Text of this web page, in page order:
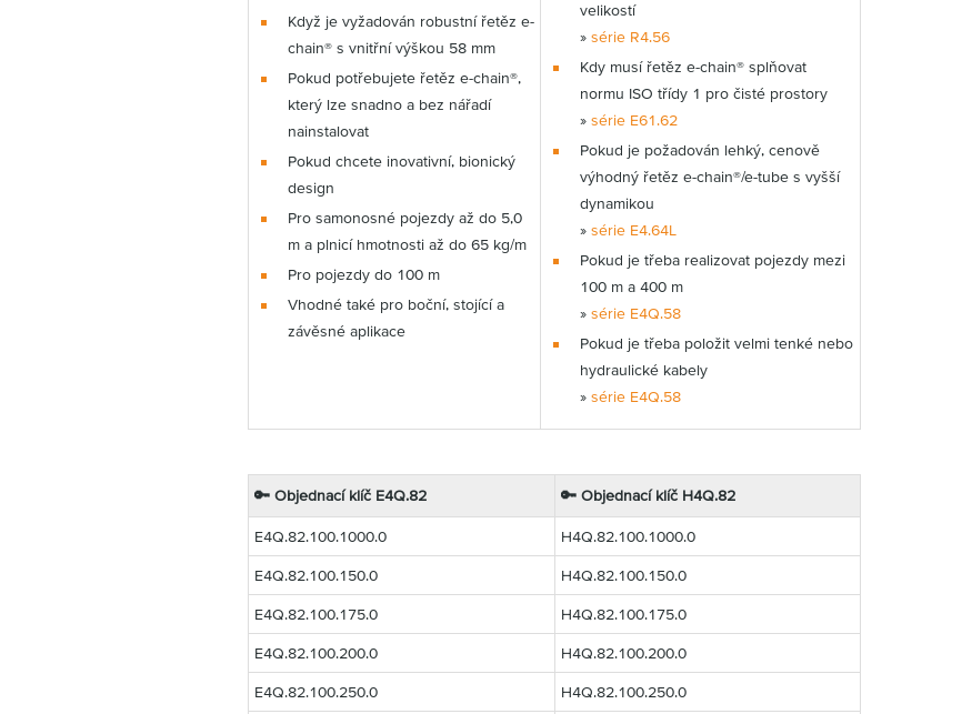
Když je vyžadován robustní řetěz e-
chain® s vnitřní výškou 58 mm
Pokud potřebujete řetěz e-chain®,
který lze snadno a bez nářadí
nainstalovat
Pokud chcete inovativní, bionický
design
Pro samonosné pojezdy až do 5,0
m a plnicí hmotnosti až do 65 kg/m
Pro pojezdy do 100 m
Vhodné také pro boční, stojící a
závěsné aplikace
velikostí
» série R4.56
Kdy musí řetěz e-chain® splňovat
normu ISO třídy 1 pro čisté prostory
» série E61.62
Pokud je požadován lehký, cenově
výhodný řetěz e-chain®/e-tube s vyšší
dynamikou
» série E4.64L
Pokud je třeba realizovat pojezdy mezi
100 m a 400 m
» série E4Q.58
Pokud je třeba položit velmi tenké nebo
hydraulické kabely
» série E4Q.58
🔑 Objednací klíč E4Q.82 🔑 Objednací klíč H4Q.82
E4Q.82.100.1000.0 H4Q.82.100.1000.0
E4Q.82.100.150.0 H4Q.82.100.150.0
E4Q.82.100.175.0 H4Q.82.100.175.0
E4Q.82.100.200.0 H4Q.82.100.200.0
E4Q.82.100.250.0 H4Q.82.100.250.0